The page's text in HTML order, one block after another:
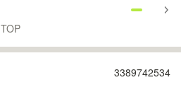
3389742534